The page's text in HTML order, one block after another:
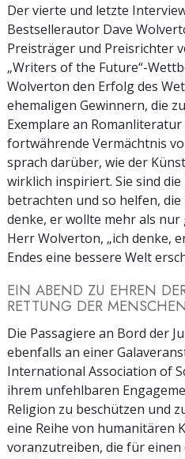
Der vierte und letzte
Bestsellerautor Dave
Preisträger und Preisrichter
„Writers of the Future“-
Wolverton den Erfolg des
ehemaligen Gewinnern, die
Exemplare an
fortwährende Vermächtnis
sprach darüber, wie der
wirklich inspiriert. Sie sind
betrachten und so helfen,
denke, er wollte mehr als
Herr Wolverton, „ich denke,
Endes eine bessere Welt
EIN ABEND ZU EHREN
RETTUNG DER MENSCHEN
Die Passagiere an Bord der
ebenfalls an einer
International Association of
ihrem unfehlbaren
Religion zu beschützen und
eine Reihe von humanitären
voranzutreiben, die für